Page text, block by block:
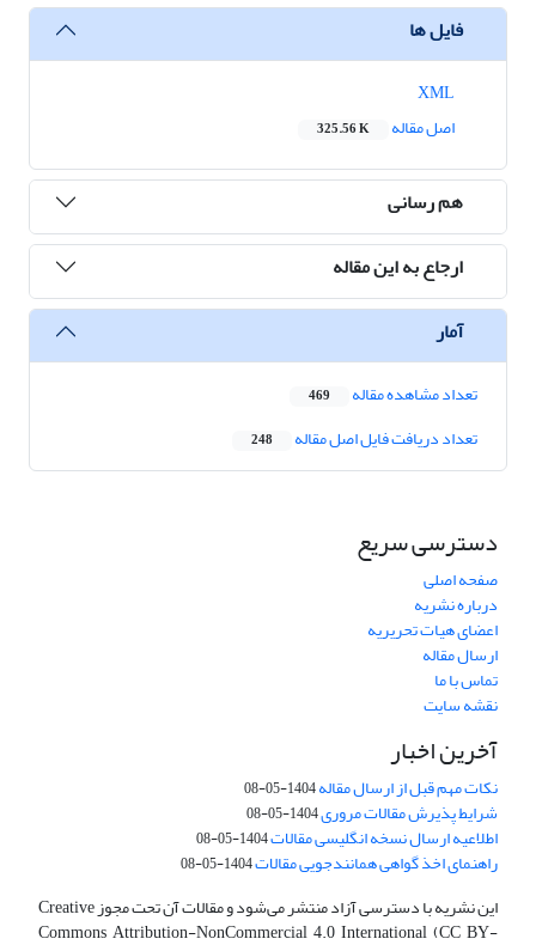
فایل ها
اصل مقاله
325.56 K
هم رسانی
ارجاع به این مقاله
آمار
تعداد مشاهده مقاله 469
تعداد دریافت فایل اصل مقاله 248
دسترسی سریع
صفحه اصلی
درباره نشریه
اعضای هیات تحریریه
ارسال مقاله
تماس با ما
نقشه سایت
آخرین اخبار
نکات مهم قبل از ارسال مقاله1404-05-08
شرایط پذیرش مقالات مروری1404-05-08
اطلاعیه ارسال نسخه انگلیسی مقالات1404-05-08
راهنمای اخذ گواهی همانندجویی مقالات1404-05-08
این نشریه با دسترسی آزاد منتشر می‌شود و مقالات آن تحت مجوز Creative
Commons Attribution-NonCommercial 4.0 International (CC BY-